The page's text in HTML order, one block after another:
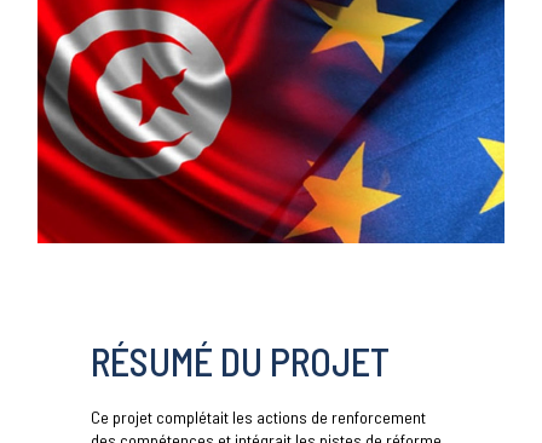
RÉSUMÉ DU PROJET
Ce projet complétait les actions de renforcement